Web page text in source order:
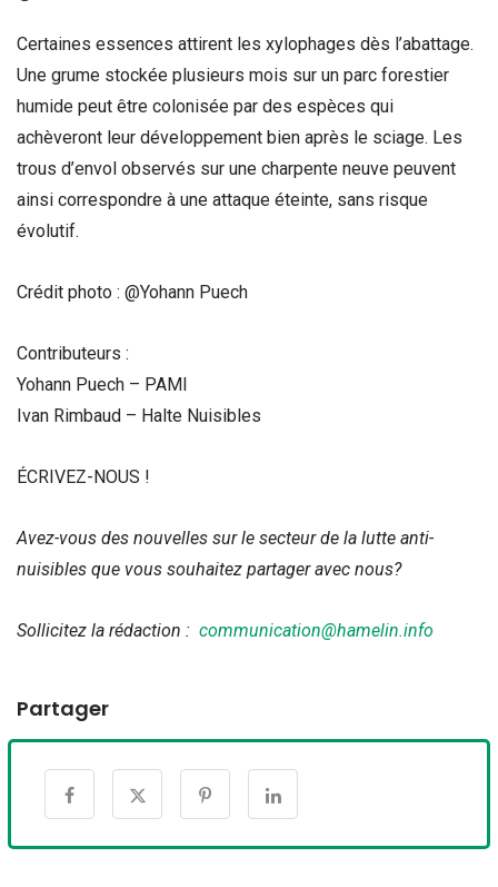
Certaines essences attirent les xylophages dès l’abattage.
Une grume stockée plusieurs mois sur un parc forestier
humide peut être colonisée par des espèces qui
achèveront leur développement bien après le sciage. Les
trous d’envol observés sur une charpente neuve peuvent
ainsi correspondre à une attaque éteinte, sans risque
évolutif.
Crédit photo : @Yohann Puech
Contributeurs :
Yohann Puech – PAMI
Ivan Rimbaud – Halte Nuisibles
ÉCRIVEZ-NOUS !
Avez-vous des nouvelles sur le secteur de la lutte anti-
nuisibles que vous souhaitez partager avec nous?
Sollicitez la rédaction : communication@hamelin.info
Partager